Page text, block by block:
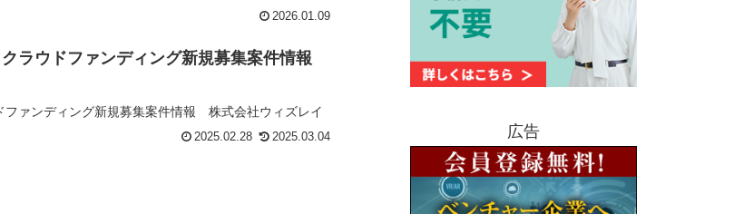
2026.01.09
ウドファンディング新規募集案件情報
ァンディング新規募集案件情報 株式会社ウィズレイ
2025.02.28 2025.03.04 広告